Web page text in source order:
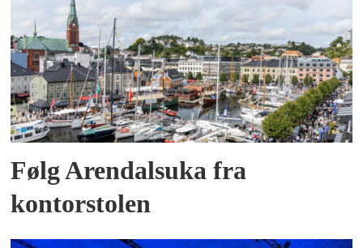
Følg Arendalsuka fra
kontorstolen